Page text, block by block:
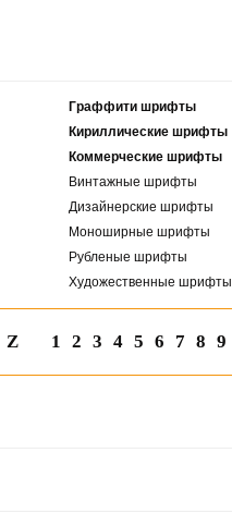
Граффити шрифты
Кириллические шрифты
Коммерческие шрифты
Винтажные шрифты
Дизайнерские шрифты
Моноширные шрифты
Рубленые шрифты
Художественные шрифты
Z 1 2 3 4 5 6 7 8 9